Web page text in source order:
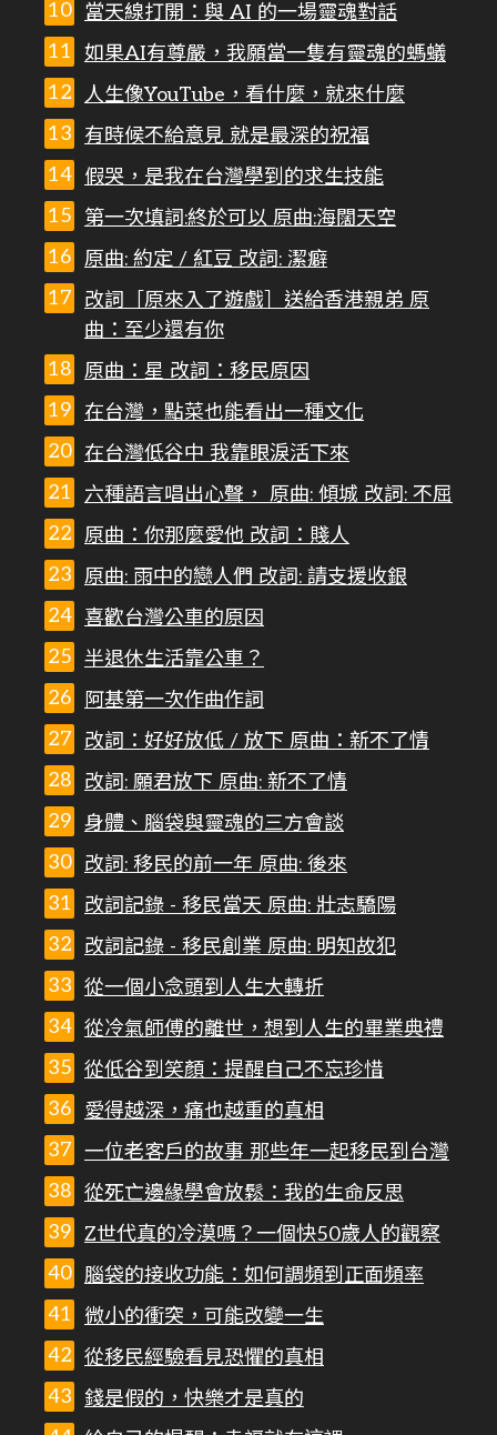
當天線打開：與 AI 的一場靈魂對話
如果AI有尊嚴，我願當一隻有靈魂的螞蟻
人生像YouTube，看什麼，就來什麼
有時候不給意見 就是最深的祝福
假哭，是我在台灣學到的求生技能
第一次填詞:終於可以 原曲:海闊天空
原曲: 約定 / 紅豆 改詞: 潔癖
改詞［原來入了遊戲］送給香港親弟 原
曲：至少還有你
原曲：星 改詞：移民原因
在台灣，點菜也能看出一種文化
在台灣低谷中 我靠眼淚活下來
六種語言唱出心聲， 原曲: 傾城 改詞: 不屈
原曲：你那麼愛他 改詞：賤人
原曲: 雨中的戀人們 改詞: 請支援收銀
喜歡台灣公車的原因
半退休生活靠公車？
阿基第一次作曲作詞
改詞：好好放低 / 放下 原曲：新不了情
改詞: 願君放下 原曲: 新不了情
身體、腦袋與靈魂的三方會談
改詞: 移民的前一年 原曲: 後來
改詞記錄 - 移民當天 原曲: 壯志驕陽
改詞記錄 - 移民創業 原曲: 明知故犯
從一個小念頭到人生大轉折
從冷氣師傅的離世，想到人生的畢業典禮
從低谷到笑顏：提醒自己不忘珍惜
愛得越深，痛也越重的真相
一位老客戶的故事 那些年一起移民到台灣
從死亡邊緣學會放鬆：我的生命反思
Z世代真的冷漠嗎？一個快50歲人的觀察
腦袋的接收功能：如何調頻到正面頻率
微小的衝突，可能改變一生
從移民經驗看見恐懼的真相
錢是假的，快樂才是真的